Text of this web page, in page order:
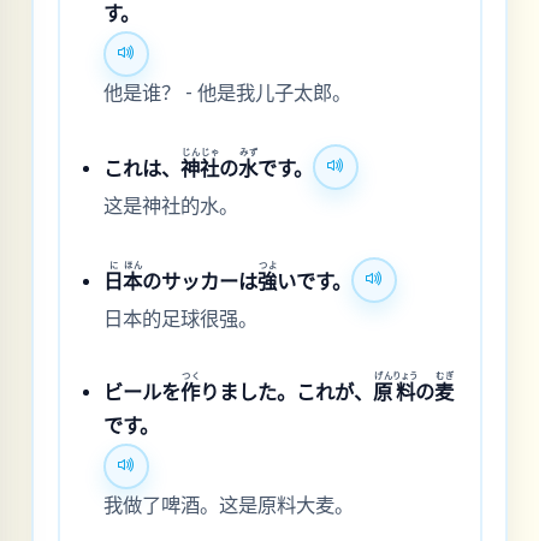
す。
他是谁？ - 他是我儿子太郎。
これは、神
じん
社
じゃ
の水
みず
です。
这是神社的水。
日
に
本
ほん
のサッカーは強
つよ
いです。
日本的足球很强。
ビールを作
つく
りました。これが、 原
げん
料
りょう
の麦
むぎ
です。
我做了啤酒。这是原料大麦。